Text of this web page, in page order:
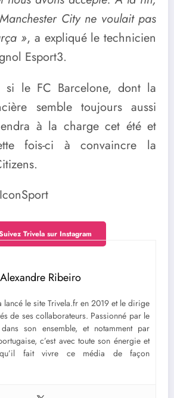
City ne voulait pas
», a expliqué le technicien
Esport3.
si le FC Barcelone, dont la
semble toujours aussi
à la charge cet été et
fois-ci à convaincre la
Trivela sur Instagram
Alexandre Ribeiro
lancé le site Trivela.fr en 2019 et le dirige
de ses collaborateurs. Passionné par le
son ensemble, et notamment par
c’est avec toute son énergie et
fait vivre ce média de façon